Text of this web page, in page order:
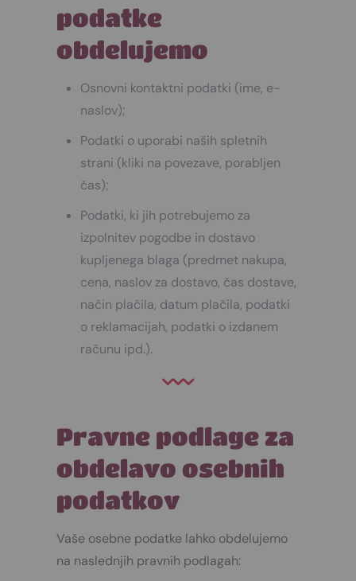
podatke
obdelujemo
Osnovni kontaktni podatki (ime, e-
naslov);
Podatki o uporabi naših spletnih
strani (kliki na povezave, porabljen
čas);
Podatki, ki jih potrebujemo za
izpolnitev pogodbe in dostavo
kupljenega blaga (predmet nakupa,
cena, naslov za dostavo, čas dostave,
način plačila, datum plačila, podatki
o reklamacijah, podatki o izdanem
računu ipd.).
Pravne podlage za
obdelavo osebnih
podatkov
Vaše osebne podatke lahko obdelujemo
na naslednjih pravnih podlagah: